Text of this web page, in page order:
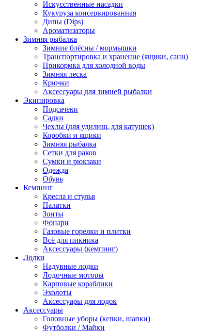
Искусственные насадки
Кукуруза консервированная
Дипы (Dips)
Ароматизаторы
Зимняя рыбалка
Зимние блёсны / мормышки
Транспортировка и хранение (ящики, сани)
Прикормка для холодной воды
Зимняя леска
Крючки
Аксессуары для зимней рыбалки
Экипировка
Подсачеки
Садки
Чехлы (для удилищ, для катушек)
Коробки и ящики
Зимняя рыбалка
Сетки для раков
Сумки и рюкзаки
Одежда
Обувь
Кемпинг
Кресла и стулья
Палатки
Зонты
Фонари
Газовые горелки и плитки
Всё для пикника
Аксессуары (кемпинг)
Лодки
Надувные лодки
Лодочные моторы
Карповые кораблики
Эхолоты
Аксессуары для лодок
Аксессуары
Головные уборы (кепки, шапки)
Футболки / Майки